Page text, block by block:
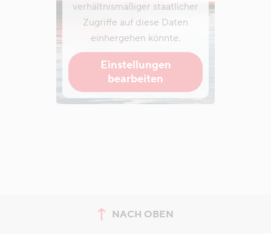
verhältnismäßiger staatlicher
Zugriffe auf diese Daten
einhergehen könnte.
Einstellungen
bearbeiten
NACH OBEN
zum Seitenanfang springen